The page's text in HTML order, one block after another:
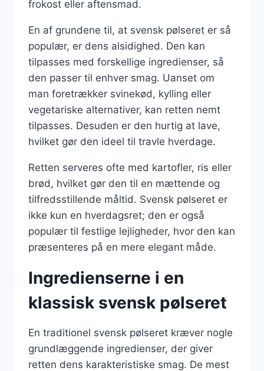
frokost eller aftensmad.
En af grundene til, at svensk pølseret er så
populær, er dens alsidighed. Den kan
tilpasses med forskellige ingredienser, så
den passer til enhver smag. Uanset om
man foretrækker svinekød, kylling eller
vegetariske alternativer, kan retten nemt
tilpasses. Desuden er den hurtig at lave,
hvilket gør den ideel til travle hverdage.
Retten serveres ofte med kartofler, ris eller
brød, hvilket gør den til en mættende og
tilfredsstillende måltid. Svensk pølseret er
ikke kun en hverdagsret; den er også
populær til festlige lejligheder, hvor den kan
præsenteres på en mere elegant måde.
Ingredienserne i en
klassisk svensk pølseret
En traditionel svensk pølseret kræver nogle
grundlæggende ingredienser, der giver
retten dens karakteristiske smag. De mest